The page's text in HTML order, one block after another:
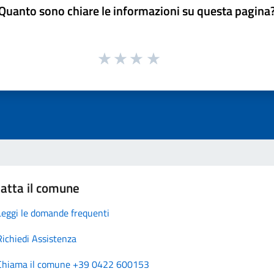
sono chiare le informazioni su questa
il comune
le domande frequenti
Assistenza
il comune +39 0422 600153